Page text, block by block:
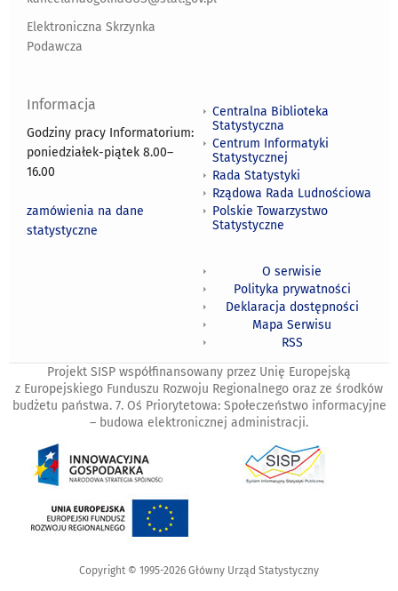
Elektroniczna Skrzynka
Podawcza
Informacja
Godziny pracy Informatorium:
poniedziałek-piątek 8.00–
16.00
zamówienia na dane
statystyczne
Centralna Biblioteka
Statystyczna
Centrum Informatyki
Statystycznej
Rada Statystyki
Rządowa Rada Ludnościowa
Polskie Towarzystwo
Statystyczne
O serwisie
Polityka prywatności
Deklaracja dostępności
Mapa Serwisu
RSS
Projekt SISP współfinansowany przez Unię Europejską
z Europejskiego Funduszu Rozwoju Regionalnego oraz ze środków
budżetu państwa. 7. Oś Priorytetowa: Społeczeństwo informacyjne
– budowa elektronicznej administracji.
Copyright © 1995-2026 Główny Urząd Statystyczny